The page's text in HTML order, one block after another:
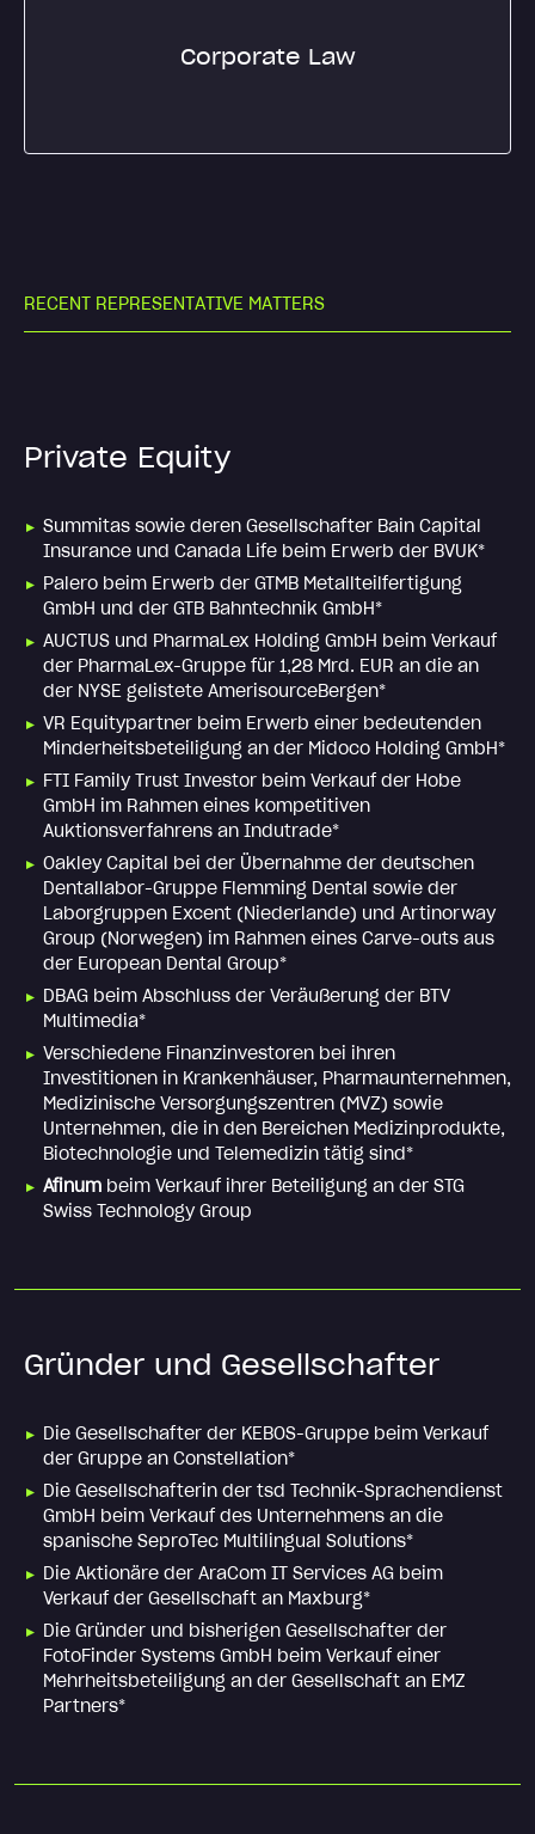
Corporate Law
RECENT REPRESENTATIVE MATTERS
Private Equity
Summitas sowie deren Gesellschafter Bain Capital
Insurance und Canada Life beim Erwerb der BVUK*
Palero beim Erwerb der GTMB Metallteilfertigung
GmbH und der GTB Bahntechnik GmbH*
AUCTUS und PharmaLex Holding GmbH beim Verkauf
der PharmaLex-Gruppe für 1,28 Mrd. EUR an die an
der NYSE gelistete AmerisourceBergen*
VR Equitypartner beim Erwerb einer bedeutenden
Minderheitsbeteiligung an der Midoco Holding GmbH*
FTI Family Trust Investor beim Verkauf der Hobe
GmbH im Rahmen eines kompetitiven
Auktionsverfahrens an Indutrade*
Oakley Capital bei der Übernahme der deutschen
Dentallabor-Gruppe Flemming Dental sowie der
Laborgruppen Excent (Niederlande) und Artinorway
Group (Norwegen) im Rahmen eines Carve-outs aus
der European Dental Group*
DBAG beim Abschluss der Veräußerung der BTV
Multimedia*
Verschiedene Finanzinvestoren bei ihren
Investitionen in Krankenhäuser, Pharmaunternehmen,
Medizinische Versorgungszentren (MVZ) sowie
Unternehmen, die in den Bereichen Medizinprodukte,
Biotechnologie und Telemedizin tätig sind*
Afinum beim Verkauf ihrer Beteiligung an der STG
Swiss Technology Group
Gründer und Gesellschafter
Die Gesellschafter der KEBOS-Gruppe beim Verkauf
der Gruppe an Constellation*
Die Gesellschafterin der tsd Technik-Sprachendienst
GmbH beim Verkauf des Unternehmens an die
spanische SeproTec Multilingual Solutions*
Die Aktionäre der AraCom IT Services AG beim
Verkauf der Gesellschaft an Maxburg*
Die Gründer und bisherigen Gesellschafter der
FotoFinder Systems GmbH beim Verkauf einer
Mehrheitsbeteiligung an der Gesellschaft an EMZ
Partners*